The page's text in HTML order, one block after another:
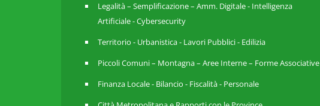
Legalità – Semplificazione – Amm. Digitale - Intelligenza
Artificiale - Cybersecurity
Territorio - Urbanistica - Lavori Pubblici - Edilizia
Piccoli Comuni – Montagna – Aree Interne – Forme Associative
Finanza Locale - Bilancio - Fiscalità - Personale